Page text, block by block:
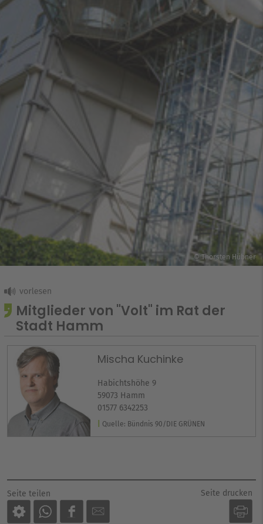
© Thorsten Hübner
Mitglieder von "Volt" im Rat der
Stadt Hamm
Mischa Kuchinke
Habichtshöhe 9
59073 Hamm
01577 6342253
Quelle: Bündnis 90/DIE GRÜNEN
Seite teilen Seite drucken